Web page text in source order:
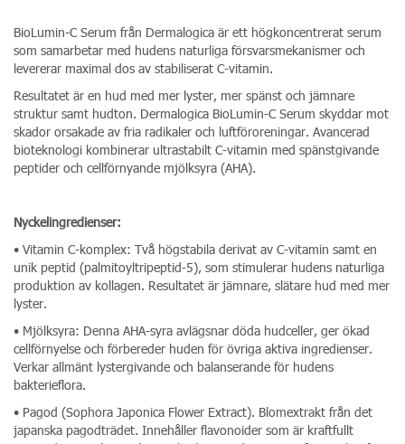
BioLumin-C Serum från Dermalogica är ett högkoncentrerat serum
som samarbetar med hudens naturliga försvarsmekanismer och
levererar maximal dos av stabiliserat C-vitamin.
Resultatet är en hud med mer lyster, mer spänst och jämnare
struktur samt hudton. Dermalogica BioLumin-C Serum skyddar mot
skador orsakade av fria radikaler och luftföroreningar. Avancerad
bioteknologi kombinerar ultrastabilt C-vitamin med spänstgivande
peptider och cellförnyande mjölksyra (AHA).
Nyckelingredienser:
• Vitamin C-komplex: Två högstabila derivat av C-vitamin samt en
unik peptid (palmitoyltripeptid-5), som stimulerar hudens naturliga
produktion av kollagen. Resultatet är jämnare, slätare hud med mer
lyster.
• Mjölksyra: Denna AHA-syra avlägsnar döda hudceller, ger ökad
cellförnyelse och förbereder huden för övriga aktiva ingredienser.
Verkar allmänt lystergivande och balanserande för hudens
bakterieflora.
• Pagod (Sophora Japonica Flower Extract). Blomextrakt från det
japanska pagodträdet. Innehåller flavonoider som är kraftfullt